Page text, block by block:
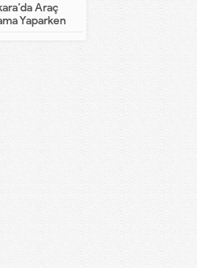
Araç
Yaparken
Edilecekler